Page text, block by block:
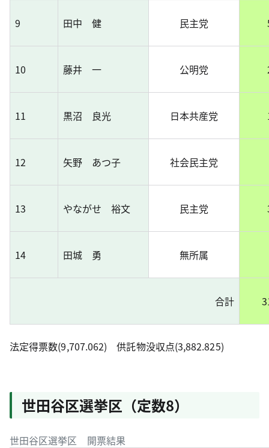
9 田中 健 民主党
10 藤井 一 公明党
11 黒沼 良光 日本共産党
12 矢野 あつ子 社会民主党
13 やながせ 裕文 民主党
14 田城 勇 無所属
合計
法定得票数(9,707.062) 供託物没収点(3,882.825)
世田谷区選挙区（定数8）
世田谷区選挙区 開票結果